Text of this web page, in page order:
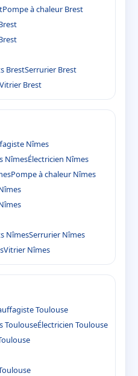
Pompe à chaleur Brest
BrestSerrurier Brest
Vitrier Brest
Nîmes
NîmesÉlectricien Nîmes
Pompe à chaleur Nîmes
NîmesSerrurier Nîmes
Vitrier Nîmes
Toulouse
ToulouseÉlectricien Toulouse